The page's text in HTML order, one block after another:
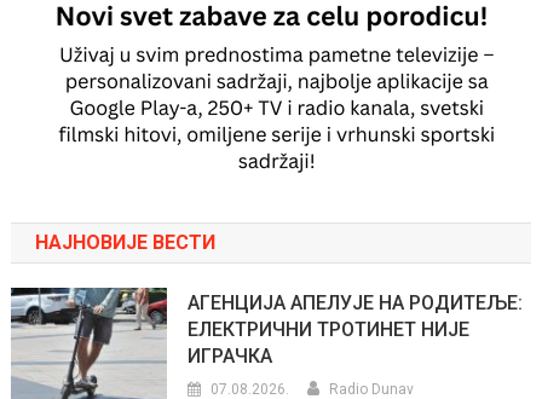
НАЈНОВИЈЕ ВЕСТИ
АГЕНЦИЈА АПЕЛУЈЕ НА РОДИТЕЉЕ:
ЕЛЕКТРИЧНИ ТРОТИНЕТ НИЈЕ
ИГРАЧКА
07.08.2026. Radio Dunav